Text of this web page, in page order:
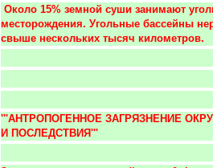
месторождения. Угольные бассейны
свыше нескольких тысяч километров.
'''АНТРОПОГЕННОЕ ЗАГРЯЗНЕНИЕ
И ПОСЛЕДСТВИЯ'''